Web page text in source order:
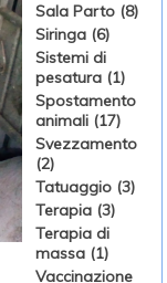
Sala Parto (8)
Siringa (6)
Sistemi di
pesatura (1)
Spostamento
animali (17)
Svezzamento
(2)
Tatuaggio (3)
Terapia (3)
Terapia di
massa (1)
Vaccinazione